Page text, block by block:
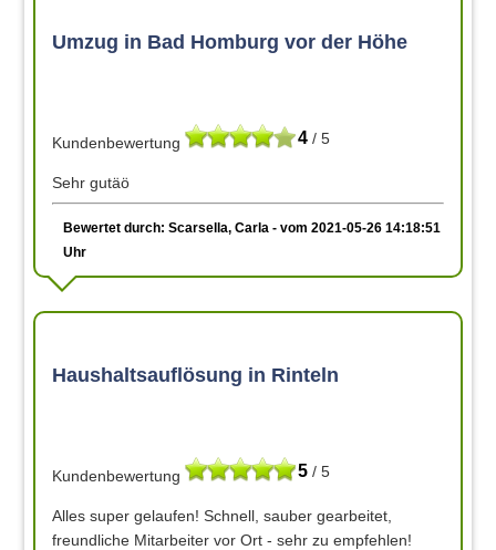
Umzug in Bad Homburg vor der Höhe
4 / 5
Kundenbewertung
Sehr gutäö
Bewertet durch: Scarsella, Carla - vom 2021-05-26 14:18:51
Uhr
Haushaltsauflösung in Rinteln
5 / 5
Kundenbewertung
Alles super gelaufen! Schnell, sauber gearbeitet,
freundliche Mitarbeiter vor Ort - sehr zu empfehlen!